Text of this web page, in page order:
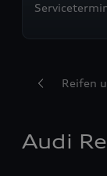
Audi Reifen
Audi